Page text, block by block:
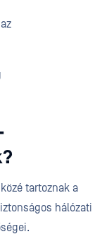
tartoznak a
hálózati